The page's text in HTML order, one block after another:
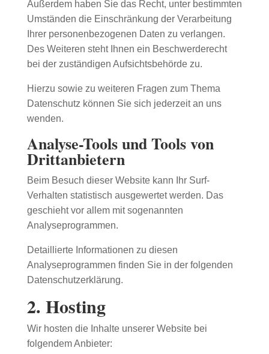
Außerdem haben Sie das Recht, unter bestimmten
Umständen die Einschränkung der Verarbeitung
Ihrer personenbezogenen Daten zu verlangen.
Des Weiteren steht Ihnen ein Beschwerderecht
bei der zuständigen Aufsichtsbehörde zu.
Hierzu sowie zu weiteren Fragen zum Thema
Datenschutz können Sie sich jederzeit an uns
wenden.
Analyse-Tools und Tools von
Dritt­anbietern
Beim Besuch dieser Website kann Ihr Surf-
Verhalten statistisch ausgewertet werden. Das
geschieht vor allem mit sogenannten
Analyseprogrammen.
Detaillierte Informationen zu diesen
Analyseprogrammen finden Sie in der folgenden
Datenschutzerklärung.
2. Hosting
Wir hosten die Inhalte unserer Website bei
folgendem Anbieter: